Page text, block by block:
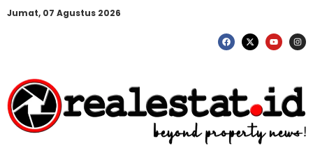
Jumat, 07 Agustus 2026